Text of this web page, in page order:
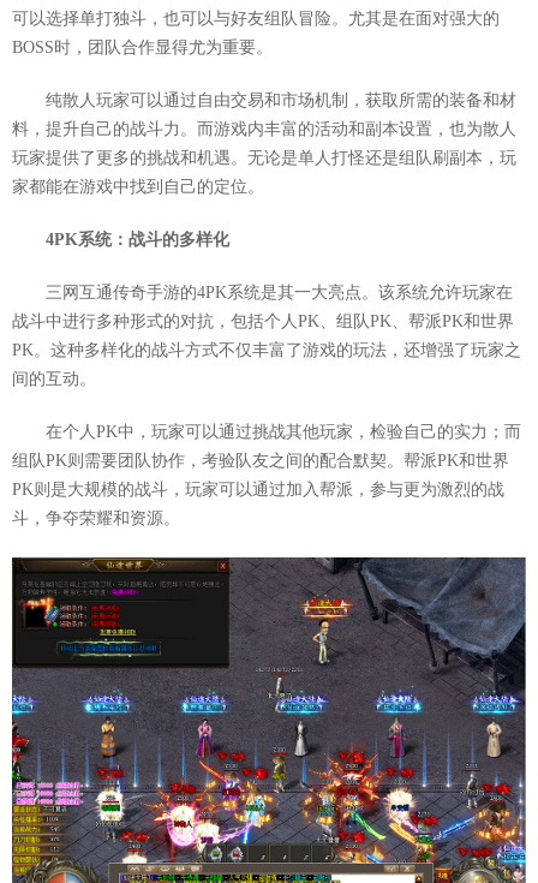
可以选择单打独斗，也可以与好友组队冒险。尤其是在面对强大的
BOSS时，团队合作显得尤为重要。
纯散人玩家可以通过自由交易和市场机制，获取所需的装备和材
料，提升自己的战斗力。而游戏内丰富的活动和副本设置，也为散人
玩家提供了更多的挑战和机遇。无论是单人打怪还是组队刷副本，玩
家都能在游戏中找到自己的定位。
4PK系统：战斗的多样化
三网互通传奇手游的4PK系统是其一大亮点。该系统允许玩家在
战斗中进行多种形式的对抗，包括个人PK、组队PK、帮派PK和世界
PK。这种多样化的战斗方式不仅丰富了游戏的玩法，还增强了玩家之
间的互动。
在个人PK中，玩家可以通过挑战其他玩家，检验自己的实力；而
组队PK则需要团队协作，考验队友之间的配合默契。帮派PK和世界
PK则是大规模的战斗，玩家可以通过加入帮派，参与更为激烈的战
斗，争夺荣耀和资源。